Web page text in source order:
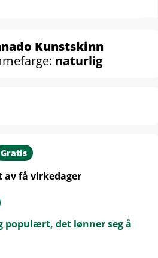
Kunstskinn
naturlig
Gratis
av få virkedager
populært, det lønner seg å